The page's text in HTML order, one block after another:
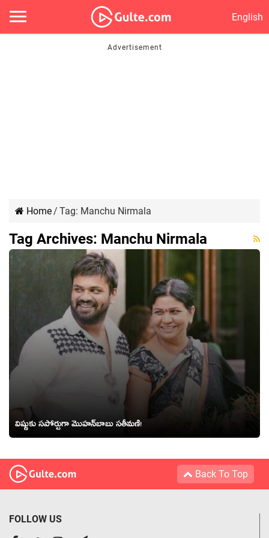
English
Home/ Tag: Manchu Nirmala
Tag Archives: Manchu Nirmala
విష్ణుకు స‌పోర్టుగా మొహ‌న్‌బాబు స‌తీమ‌ణి!
Back To Top
FOLLOW US